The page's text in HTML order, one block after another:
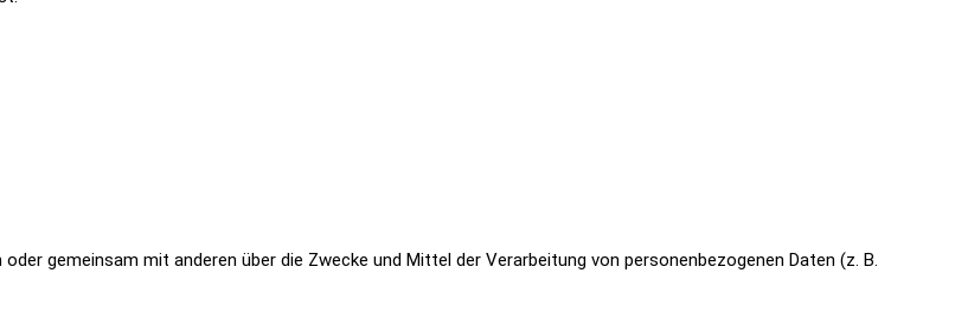
gemeinsam mit anderen über die Zwecke und Mittel der Verarbeitung von personenbezogenen Daten (z. B.